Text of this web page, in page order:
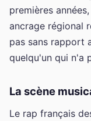
premières
ancrage régional
pas sans rapport
quelqu'un qui n'a
La scène
Le rap français